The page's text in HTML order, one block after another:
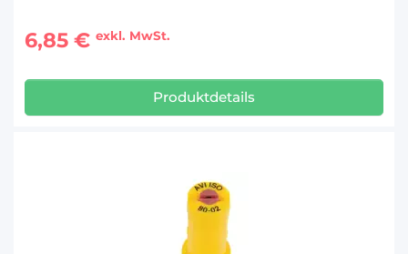
6,85 € exkl. MwSt.
Produktdetails